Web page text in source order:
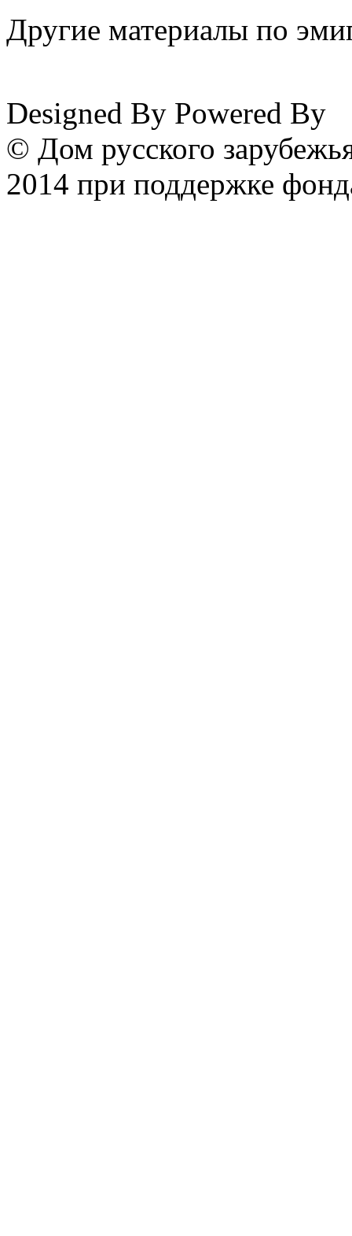
Другие материалы по
Designed By Powered By
© Дом русского
2014 при поддержке